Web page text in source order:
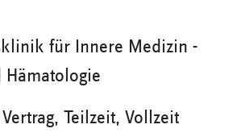
für Innere Medizin -
Teilzeit, Vollzeit